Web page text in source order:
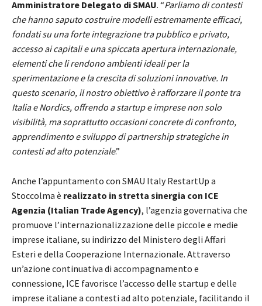
Amministratore Delegato di SMAU. “Parliamo di contesti
che hanno saputo costruire modelli estremamente efficaci,
fondati su una forte integrazione tra pubblico e privato,
accesso ai capitali e una spiccata apertura internazionale,
elementi che li rendono ambienti ideali per la
sperimentazione e la crescita di soluzioni innovative. In
questo scenario, il nostro obiettivo è rafforzare il ponte tra
Italia e Nordics, offrendo a startup e imprese non solo
visibilità, ma soprattutto occasioni concrete di confronto,
apprendimento e sviluppo di partnership strategiche in
contesti ad alto potenziale.”
Anche l’appuntamento con SMAU Italy RestartUp a
Stoccolma è realizzato in stretta sinergia con ICE
Agenzia (Italian Trade Agency), l’agenzia governativa che
promuove l’internazionalizzazione delle piccole e medie
imprese italiane, su indirizzo del Ministero degli Affari
Esteri e della Cooperazione Internazionale. Attraverso
un’azione continuativa di accompagnamento e
connessione, ICE favorisce l’accesso delle startup e delle
imprese italiane a contesti ad alto potenziale, facilitando il